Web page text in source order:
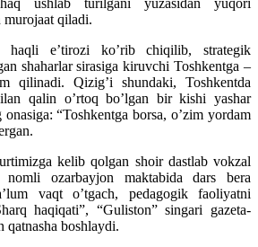
ushlab turilgani yuzasidan yuqori
murojaat qiladi.
e’tirozi ko’rib chiqilib, strategik
shaharlar sirasiga kiruvchi Toshkentga –
qilinadi. Qizig’i shundaki, Toshkentda
qalin o’rtoq bo’lgan bir kishi yashar
“Toshkentga borsa, o’zim yordam
kelib qolgan shoir dastlab vokzal
nomli ozarbayjon maktabida dars bera
vaqt o’tgach, pedagogik faoliyatni
haqiqati”, “Guliston” singari gazeta-
qatnasha boshlaydi.